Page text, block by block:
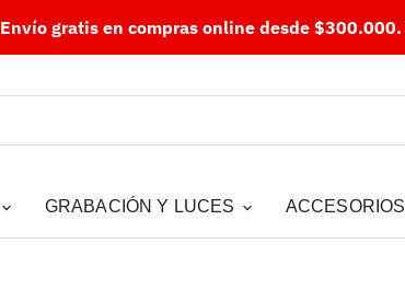
Envío gratis en compras online desde $300.000.
GRABACIÓN Y LUCES ACCESORIOS